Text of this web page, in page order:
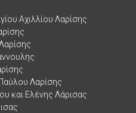
Αχιλλίου Λαρίσης
Λαρίσης
και Ελένης Λάρισας